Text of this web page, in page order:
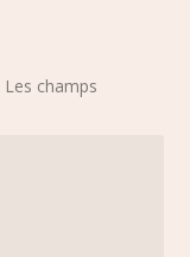
Les champs